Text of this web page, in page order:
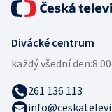
Divácké centrum
každý všední den:
261 136 113